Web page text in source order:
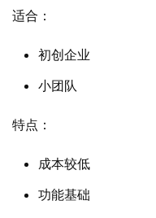
适合：
初创企业
小团队
特点：
成本较低
功能基础